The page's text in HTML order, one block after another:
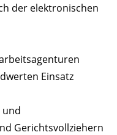
der elektronischen
Einsatz
und
Gerichtsvollziehern